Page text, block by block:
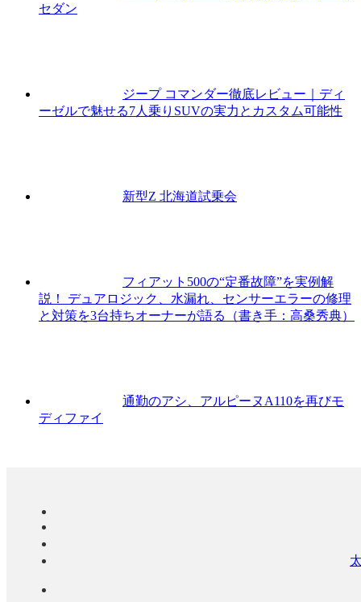
セダン
ジープ コマンダー徹底レビュー｜ディ
ーゼルで魅せる7人乗りSUVの実力とカスタム可能性
新型Z 北海道試乗会
フィアット500の“定番故障”を実例解
説！ デュアロジック、水漏れ、センサーエラーの修理
と対策を3台持ちオーナーが語る（書き手：高桑秀典）
通勤のアシ、アルピーヌA110を再びモ
ディファイ